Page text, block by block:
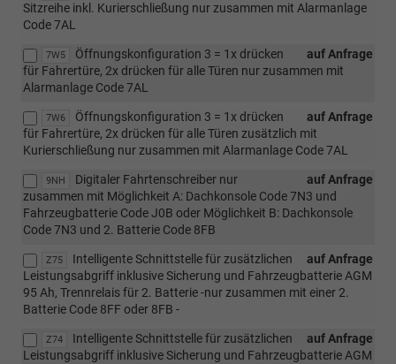
Sitzreihe inkl. Kurierschließung nur zusammen mit Alarmanlage
Code 7AL
7W5 auf Anfrage
Öffnungskonfiguration 3 = 1x drücken
für Fahrertüre, 2x drücken für alle Türen nur zusammen mit
Alarmanlage Code 7AL
7W6 auf Anfrage
Öffnungskonfiguration 3 = 1x drücken
für Fahrertüre, 2x drücken für alle Türen zusätzlich mit
Kurierschließung nur zusammen mit Alarmanlage Code 7AL
9NH auf Anfrage
Digitaler Fahrtenschreiber nur
zusammen mit Möglichkeit A: Dachkonsole Code 7N3 und
Fahrzeugbatterie Code J0B oder Möglichkeit B: Dachkonsole
Code 7N3 und 2. Batterie Code 8FB
Z75 auf Anfrage
Intelligente Schnittstelle für zusätzlichen
Leistungsabgriff inklusive Sicherung und Fahrzeugbatterie AGM
95 Ah, Trennrelais für 2. Batterie -nur zusammen mit einer 2.
Batterie Code 8FF oder 8FB -
Z74 auf Anfrage
Intelligente Schnittstelle für zusätzlichen
Leistungsabgriff inklusive Sicherung und Fahrzeugbatterie AGM